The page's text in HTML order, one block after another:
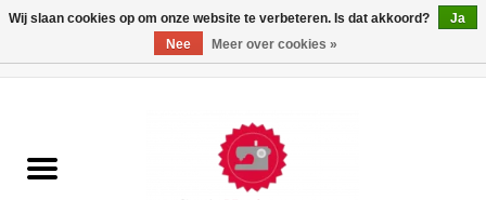
Machines
Wij slaan cookies op om onze website te verbeteren. Is dat akkoord?
Ja
Nee
Meer over cookies »